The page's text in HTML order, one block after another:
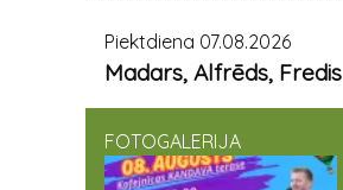
Piektdiena 07.08.2026
Madars, Alfrēds, Fredis
FOTOGALERIJA